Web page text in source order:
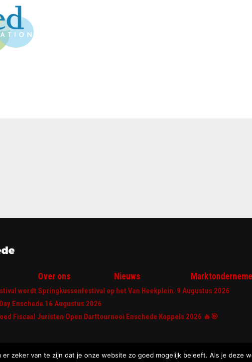
wordt Springkussenfestival op het Van Heekplein. 9 Augustus 2026
Enschede 16 Augustus 2026
Fiscaal Juristen Open Darttournooi Enschede Koppels 2026 🔥🎯
Over ons Nieuws
er zeker van te zijn dat je onze website zo goed mogelijk beleeft. Als je deze